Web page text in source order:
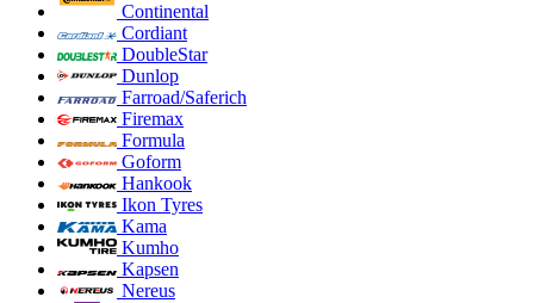
Continental
Cordiant
DoubleStar
Dunlop
Farroad/Saferich
Firemax
Formula
Goform
Hankook
Ikon Tyres
Kama
Kumho
Kapsen
Nereus